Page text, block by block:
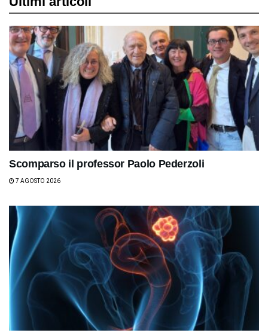
Scomparso il professor Paolo Pederzoli
7 AGOSTO 2026